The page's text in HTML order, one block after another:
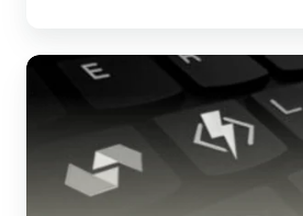
De
Serverless